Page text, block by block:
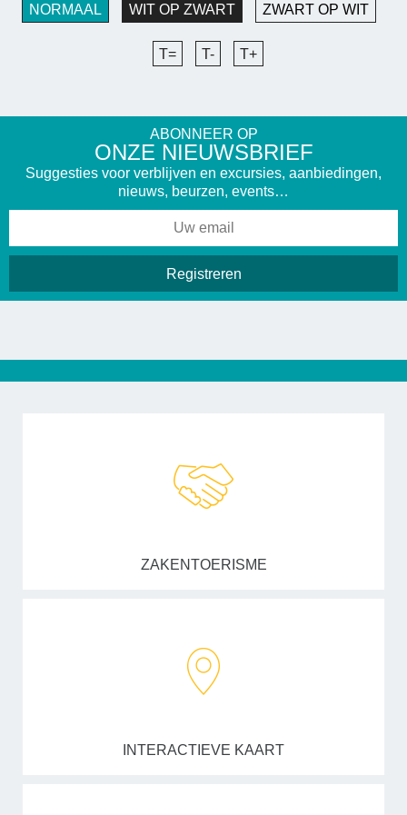
NORMAAL WIT OP ZWART ZWART OP WIT
T= T- T+
ABONNEER OP
ONZE NIEUWSBRIEF
Suggesties voor verblijven en excursies, aanbiedingen,
nieuws, beurzen, events…
ZAKENTOERISME
INTERACTIEVE KAART